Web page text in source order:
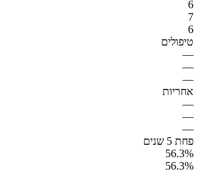
6
7
6
טיפולים
—
—
—
אחריות
—
—
—
פחת 5 שנים
56.3%
56.3%